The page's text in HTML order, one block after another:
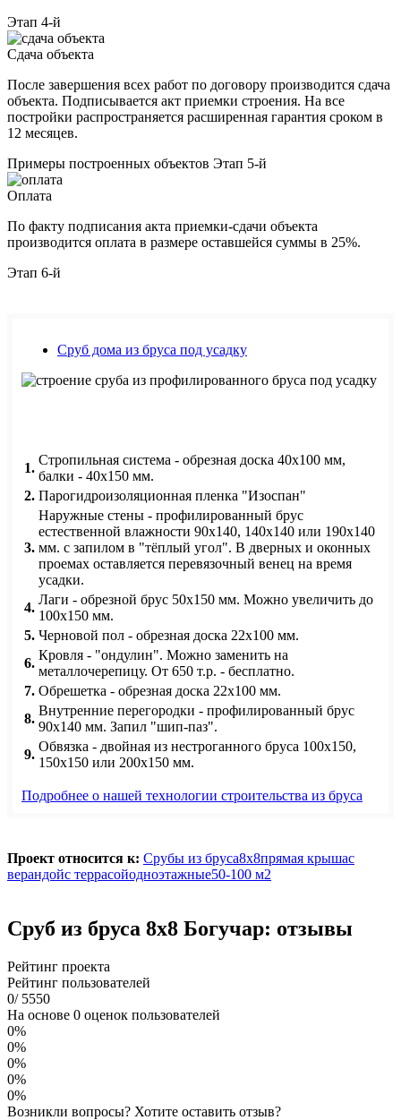
Этап 4-й
Сдача объекта
После завершения всех работ по договору производится сдача
объекта. Подписывается акт приемки строения. На все
постройки распространяется расширенная гарантия сроком в
12 месяцев.
Примеры построенных объектов Этап 5-й
Оплата
По факту подписания акта приемки-сдачи объекта
производится оплата в размере оставшейся суммы в 25%.
Этап 6-й
Сруб дома из бруса под усадку
1.
Стропильная система - обрезная доска 40х100 мм,
балки - 40х150 мм.
2. Парогидроизоляционная пленка "Изоспан"
3.
Наружные стены - профилированный брус
естественной влажности 90х140, 140х140 или 190х140
мм. с запилом в "тёплый угол". В дверных и оконных
проемах оставляется перевязочный венец на время
усадки.
4.
Лаги - обрезной брус 50х150 мм. Можно увеличить до
100х150 мм.
5. Черновой пол - обрезная доска 22х100 мм.
6.
Кровля - "ондулин". Можно заменить на
металлочерепицу. От 650 т.р. - бесплатно.
7. Обрешетка - обрезная доска 22х100 мм.
8.
Внутренние перегородки - профилированный брус
90х140 мм. Запил "шип-паз".
9.
Обвязка - двойная из нестроганного бруса 100х150,
150х150 или 200х150 мм.
Подробнее о нашей технологии строительства из бруса
Проект относится к: Срубы из бруса8х8прямая крышас
верандойс террасойодноэтажные50-100 м2
Сруб из бруса 8х8 Богучар: отзывы
Рейтинг проекта
Рейтинг пользователей
0/5550
На основе 0 оценок пользователей
0%
0%
0%
0%
0%
Возникли вопросы? Хотите оставить отзыв?